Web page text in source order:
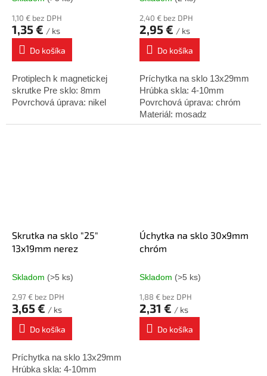
1,10 € bez DPH
1,35 € / ks
Do košíka
Protiplech k magnetickej
skrutke Pre sklo: 8mm
Povrchová úprava: nikel
2,40 € bez DPH
2,95 € / ks
Do košíka
Príchytka na sklo 13x29mm
Hrúbka skla: 4-10mm
Povrchová úprava: chróm
Materiál: mosadz
Skrutka na sklo "25"
13x19mm nerez
Skladom (>5 ks)
2,97 € bez DPH
3,65 € / ks
Do košíka
Príchytka na sklo 13x29mm
Hrúbka skla: 4-10mm
Úchytka na sklo 30x9mm
chróm
Skladom (>5 ks)
1,88 € bez DPH
2,31 € / ks
Do košíka